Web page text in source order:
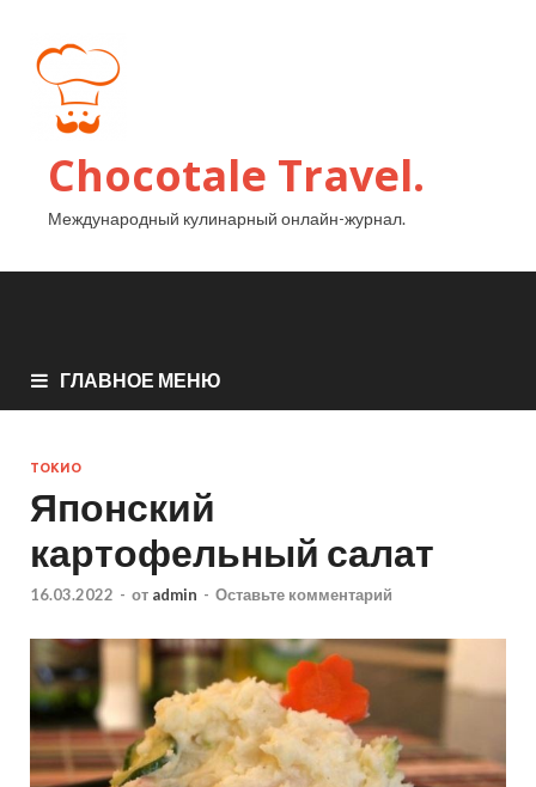
Chocotale Travel.
Международный кулинарный онлайн-журнал.
ГЛАВНОЕ МЕНЮ
ТОКИО
Японский
картофельный салат
16.03.2022 - от admin - Оставьте комментарий